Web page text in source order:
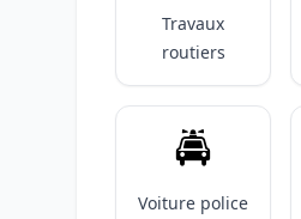
Travaux
routiers
🚔️
Voiture police